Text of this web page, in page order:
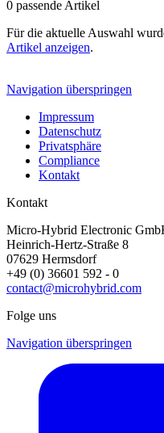
0 passende Artikel
Für die aktuelle Auswahl
Artikel anzeigen.
Navigation überspringen
Impressum
Datenschutz
Privatsphäre
Compliance
Kontakt
Kontakt
Micro-Hybrid Electronic
Heinrich-Hertz-Straße 8
07629 Hermsdorf
+49 (0) 36601 592 - 0
contact@microhybrid.com
Folge uns
Navigation überspringen